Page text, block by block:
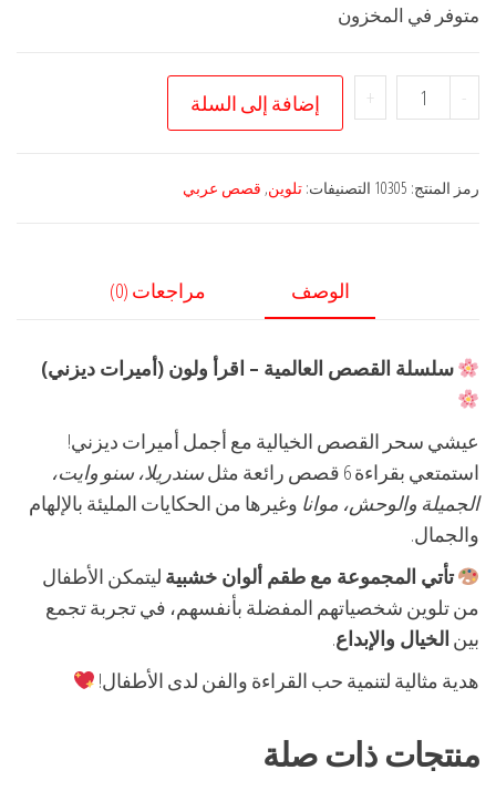
متوفر في المخزون
-
كمية
سلسلة
العالمية
+ إضافة إلى السلة
رمز المنتج: 10305 التصنيفات: تلوين, قصص عربي
الوصف مراجعات (0)
سلسلة القصص العالمية – اقرأ ولون (أميرات ديزني)
عيشي سحر القصص الخيالية مع أجمل أميرات ديزني!
استمتعي بقراءة 6 قصص رائعة مثل
سندريلا، سنو وايت،
الجميلة والوحش، موانا وغيرها من الحكايات المليئة بالإلهام
والجمال.
تأتي المجموعة مع طقم ألوان خشبية ليتمكن الأطفال
من تلوين شخصياتهم المفضلة بأنفسهم، في تجربة تجمع
بين الخيال والإبداع.
هدية مثالية لتنمية حب القراءة والفن لدى الأطفال!
منتجات ذات صلة